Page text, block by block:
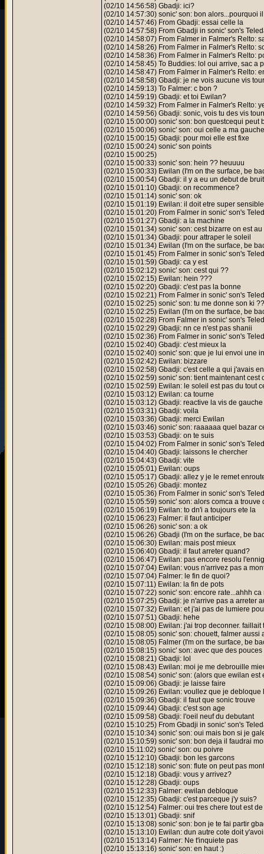
(02/10 14:56:58) Gbadji: ici?
(02/10 14:57:30) sonic' son: bon alors...pourquoi
(02/10 14:57:46) From Gbadji: essai celle la
(02/10 14:57:58) From Gbadji in sonic' son's
(02/10 14:58:07) From Falmer in Falmer's Relto:
(02/10 14:58:26) From Falmer in Falmer's Relto:
(02/10 14:58:36) From Falmer in Falmer's Relto:
(02/10 14:58:45) To Buddies: lol oui arrive, sac a
(02/10 14:58:47) From Falmer in Falmer's Relto:
(02/10 14:58:58) Gbadji: je ne vois aucune vis
(02/10 14:59:13) To Falmer: c bon ?
(02/10 14:59:19) Gbadji: et toi Ewilan?
(02/10 14:59:32) From Falmer in Falmer's Relto:
(02/10 14:59:56) Gbadji: sonic, vois tu des vis
(02/10 15:00:00) sonic' son: bon questcequi peut
(02/10 15:00:06) sonic' son: oui celle a ma gauche
(02/10 15:00:15) Gbadji: pour moi elle est fixe
(02/10 15:00:24) sonic' son points
(02/10 15:00:25)
(02/10 15:00:33) sonic' son: hein ?? heuuuu
(02/10 15:00:33) Ewilan (I'm on the surface, be
(02/10 15:00:54) Gbadji: il y a eu un debut de bruit
(02/10 15:01:10) Gbadji: on recommence?
(02/10 15:01:14) sonic' son: ok
(02/10 15:01:19) Ewilan: il doit etre super sensible
(02/10 15:01:20) From Falmer in sonic' son's
(02/10 15:01:27) Gbadji: a la machine
(02/10 15:01:34) sonic' son: cest bizarre on est
(02/10 15:01:34) Gbadji: pour attraper le soleil
(02/10 15:01:34) Ewilan (I'm on the surface, be
(02/10 15:01:45) From Falmer in sonic' son's
(02/10 15:01:59) Gbadji: ca y est
(02/10 15:02:12) sonic' son: cest qui ??
(02/10 15:02:15) Ewilan: hein ???
(02/10 15:02:20) Gbadji: c'est pas la bonne
(02/10 15:02:21) From Falmer in sonic' son's
(02/10 15:02:25) sonic' son: tu me donne son ki ??
(02/10 15:02:25) Ewilan (I'm on the surface, be
(02/10 15:02:28) From Falmer in sonic' son's
(02/10 15:02:29) Gbadji: nn ce n'est pas shanii
(02/10 15:02:36) From Falmer in sonic' son's
(02/10 15:02:40) Gbadji: c'est mieux la
(02/10 15:02:40) sonic' son: que je lui envoi une
(02/10 15:02:42) Ewilan: bizzare
(02/10 15:02:58) Gbadji: c'est celle a qui j'avais
(02/10 15:02:59) sonic' son: tient maintenant cest
(02/10 15:02:59) Ewilan: le soleil est pas du tout
(02/10 15:03:12) Ewilan: ca tourne
(02/10 15:03:12) Gbadji: reactive la vis de gauche
(02/10 15:03:31) Gbadji: voila
(02/10 15:03:36) Gbadji: merci Ewilan
(02/10 15:03:46) sonic' son: raaaaaa quel bazar
(02/10 15:03:53) Gbadji: on te suis
(02/10 15:04:02) From Falmer in sonic' son's
(02/10 15:04:40) Gbadji: laissons le chercher
(02/10 15:04:43) Gbadji: vite
(02/10 15:05:01) Ewilan: oups
(02/10 15:05:17) Gbadji: allez y je le remet
(02/10 15:05:26) Gbadji: montez
(02/10 15:05:36) From Falmer in sonic' son's
(02/10 15:05:59) sonic' son: alors comca a
(02/10 15:06:19) Ewilan: to dn'i a toujours ete la
(02/10 15:06:23) Falmer: il faut anticiper
(02/10 15:06:26) sonic' son: a ok
(02/10 15:06:26) Gbadji (I'm on the surface, be
(02/10 15:06:30) Ewilan: mais post mieux
(02/10 15:06:40) Gbadji: il faut arreter quand?
(02/10 15:06:47) Ewilan: pas encore resolu
(02/10 15:07:04) Ewilan: vous n'arrivez pas a
(02/10 15:07:04) Falmer: le fin de quoi?
(02/10 15:07:11) Ewilan: la fin de pots
(02/10 15:07:22) sonic' son: encore rate...ahhh
(02/10 15:07:25) Gbadji: je n'arrive pas a arreter
(02/10 15:07:32) Ewilan: et j'ai pas de lumiere
(02/10 15:07:51) Gbadji: hehe
(02/10 15:08:00) Ewilan: j'ai trop deconner. faillait
(02/10 15:08:05) sonic' son: chouett, falmer aussi
(02/10 15:08:05) Falmer (I'm on the surface, be
(02/10 15:08:15) sonic' son: avec que des pouces
(02/10 15:08:21) Gbadji: lol
(02/10 15:08:43) Ewilan: moi je me debrouille
(02/10 15:08:54) sonic' son: (alors que ewilan est
(02/10 15:09:06) Gbadji: je laisse faire
(02/10 15:09:26) Ewilan: voullez que je debloque
(02/10 15:09:36) Gbadji: il faut que sonic trouve
(02/10 15:09:44) Gbadji: c'est son age
(02/10 15:09:58) Gbadji: l'oeil neuf du debutant
(02/10 15:10:25) From Gbadji in sonic' son's
(02/10 15:10:34) sonic' son: oui mais bon si je
(02/10 15:10:59) sonic' son: bon deja il faudrai
(02/10 15:11:02) sonic' son: ou poivre
(02/10 15:12:10) Gbadji: bon les garcons
(02/10 15:12:18) sonic' son: flute on peut pas
(02/10 15:12:18) Gbadji: vous y arrivez?
(02/10 15:12:28) Gbadji: oups
(02/10 15:12:33) Falmer: ewilan debloque
(02/10 15:12:35) Gbadji: c'est parceque j'y suis?
(02/10 15:12:54) Falmer: oui tres chere tout est
(02/10 15:13:01) Gbadji: snif
(02/10 15:13:08) sonic' son: bon je te fai partir
(02/10 15:13:10) Ewilan: dun autre cote doit
(02/10 15:13:14) Falmer: Ne t'inquiete pas
(02/10 15:13:16) sonic' son: en haut :)